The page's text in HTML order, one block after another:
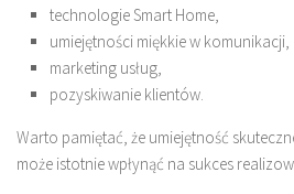
technologie Smart Home,
umiejętności miękkie w komunikacji,
marketing usług,
pozyskiwanie klientów.
Warto pamiętać, że umiejętność
może istotnie wpłynąć na sukces